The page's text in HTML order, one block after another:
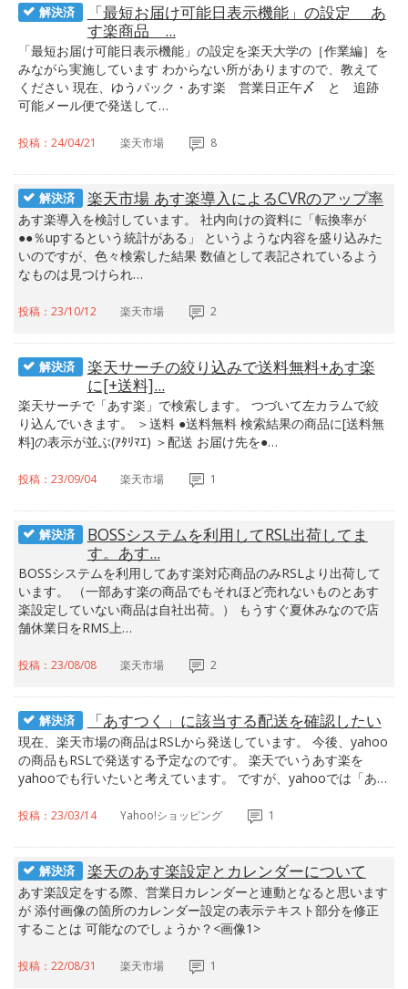
解決済
「最短お届け可能日表示機能」の設定 あ
す楽商品 ...
「最短お届け可能日表示機能」の設定を楽天大学の［作業編］を
みながら実施しています わからない所がありますので、教えて
ください 現在、ゆうパック・あす楽 営業日正午〆 と 追跡
可能メール便で発送して…
投稿：24/04/21 楽天市場 8
解決済 楽天市場 あす楽導入によるCVRのアップ率
あす楽導入を検討しています。 社内向けの資料に「転換率が
●●％upするという統計がある」 というような内容を盛り込みた
いのですが、色々検索した結果 数値として表記されているよう
なものは見つけられ…
投稿：23/10/12 楽天市場 2
解決済
楽天サーチの絞り込みで送料無料+あす楽
に[+送料]...
楽天サーチで「あす楽」で検索します。 つづいて左カラムで絞
り込んでいきます。 ＞送料 ●送料無料 検索結果の商品に[送料無
料]の表示が並ぶ(ｱﾀﾘﾏｴ) ＞配送 お届け先を●…
投稿：23/09/04 楽天市場 1
解決済
BOSSシステムを利用してRSL出荷してま
す。あす...
BOSSシステムを利用してあす楽対応商品のみRSLより出荷して
います。 （一部あす楽の商品でもそれほど売れないものとあす
楽設定していない商品は自社出荷。） もうすぐ夏休みなので店
舗休業日をRMS上…
投稿：23/08/08 楽天市場 2
解決済 「あすつく」に該当する配送を確認したい
現在、楽天市場の商品はRSLから発送しています。 今後、yahoo
の商品もRSLで発送する予定なのです。 楽天でいうあす楽を
yahooでも行いたいと考えています。 ですが、yahooでは「あ…
投稿：23/03/14 Yahoo!ショッピング 1
解決済 楽天のあす楽設定とカレンダーについて
あす楽設定をする際、営業日カレンダーと連動となると思います
が 添付画像の箇所のカレンダー設定の表示テキスト部分を修正
することは 可能なのでしょうか？<画像1>
投稿：22/08/31 楽天市場 1